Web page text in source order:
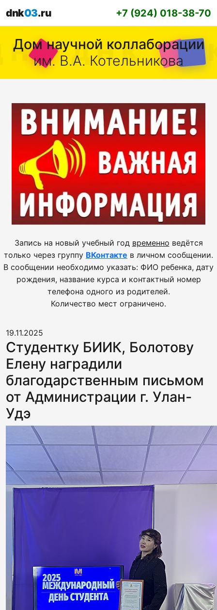
dnk03.ru +7 (924) 018-38-70
Дом научной коллаборации
им. В.А. Котельникова
Запись на новый учебный год временно ведётся
только через группу ВКонтакте в личном сообщении.
В сообщении необходимо указать: ФИО ребенка, дату
рождения, название курса и контактный номер
телефона одного из родителей.
Количество мест ограничено.
19.11.2025
Студентку БИИК, Болотову
Елену наградили
благодарственным письмом
от Администрации г. Улан-
Удэ